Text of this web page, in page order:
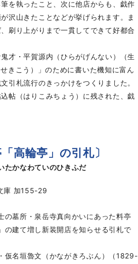
を執ったこと、次に他店からも、戯作
沢山きたことなどが挙げられます。ま
刷り上がりまで一貫してできて好都合
才・平賀源内（ひらがげんない）（生
きこう）」のために書いた機知に富ん
引札流行のきっかけをつくりました。
帖（はりこみちょう）に残された、戯
「高輪亭」の引札〕
たかなわていのひきふだ
庫 加155-29
の墓所・泉岳寺真向かいにあった料亭
の建て増し新装開店を知らせる引札で
仮名垣魯文（かながきろぶん）（1829-